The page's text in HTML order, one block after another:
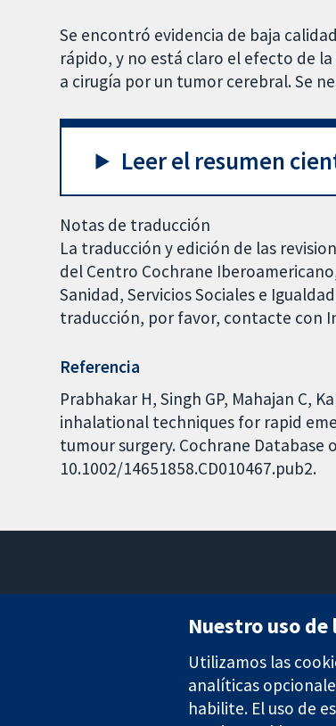
Se encontró evidencia de baja
rápido, y no está claro el efecto de
a cirugía por un tumor cerebral. Se
Leer el resumen
Notas de traducción
La traducción y edición de las
del Centro Cochrane
Sanidad, Servicios Sociales e
traducción, por favor, contacte con
Referencia
Prabhakar H, Singh GP, Mahajan C,
inhalational techniques for rapid
tumour surgery. Cochrane Database
10.1002/14651858.CD010467.pub2.
Nuestro uso de
Utilizamos las
analíticas
habilite. El uso de